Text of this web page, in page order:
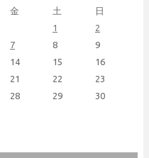
金 土 日
1
2
7 8
9
14 15
16
21 22
23
28 29
30